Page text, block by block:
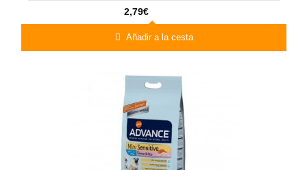
2,79€
Añadir a la cesta